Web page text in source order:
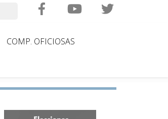
Search
COMP. OFICIOSAS